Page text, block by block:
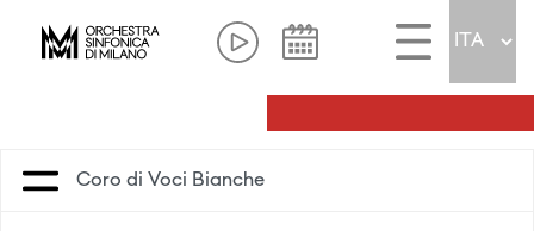
Coro di Voci Bianche